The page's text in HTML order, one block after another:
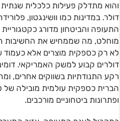
והוא מתדלק פעילות כלכלית
דולר. במדינות כמו וושינגטון,
התעופה והביטחון מדורג כקטגוריית
מוחלט, מה שממחיש את החשיבות
לא רק כספקית מוצרים אלא כעמוד
דולרים קבוע למשק האמריקאי.
רקע התנודתיות בשווקים אחרים,
הברית כספקית עולמית מובילה של
ופתרונות ביטחוניים מורכבים.